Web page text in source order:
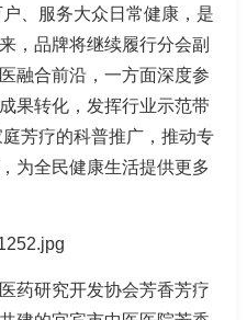
、服务大众日常健康，是
，品牌将继续履行分会副
融合前沿，一方面深度参
果转化，发挥行业示范带
芳疗的科普推广，推动专
为全民健康生活提供更多
研究开发协会芳香芳疗